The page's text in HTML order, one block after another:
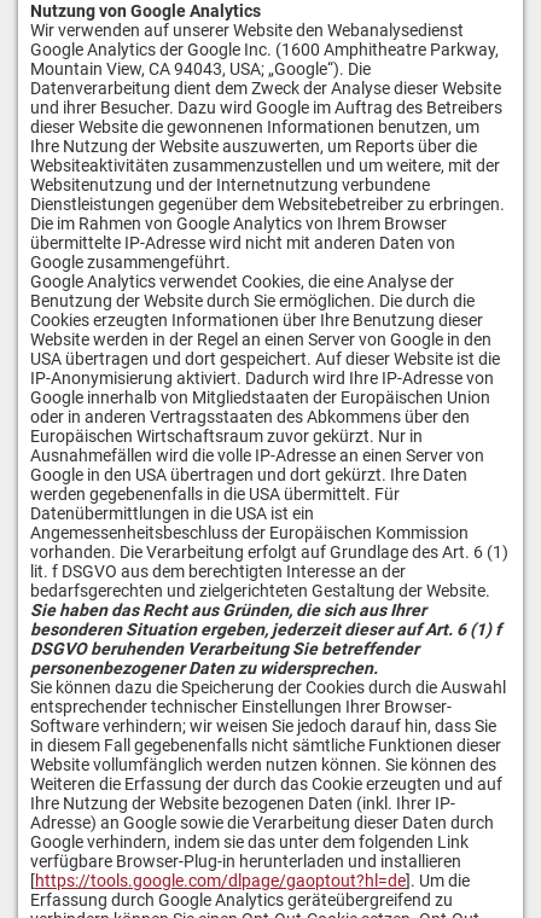
Nutzung von Google Analytics
Wir verwenden auf unserer Website den Webanalysedienst
Google Analytics der Google Inc. (1600 Amphitheatre Parkway,
Mountain View, CA 94043, USA; „Google“). Die
Datenverarbeitung dient dem Zweck der Analyse dieser Website
und ihrer Besucher. Dazu wird Google im Auftrag des Betreibers
dieser Website die gewonnenen Informationen benutzen, um
Ihre Nutzung der Website auszuwerten, um Reports über die
Websiteaktivitäten zusammenzustellen und um weitere, mit der
Websitenutzung und der Internetnutzung verbundene
Dienstleistungen gegenüber dem Websitebetreiber zu erbringen.
Die im Rahmen von Google Analytics von Ihrem Browser
übermittelte IP-Adresse wird nicht mit anderen Daten von
Google zusammengeführt.
Google Analytics verwendet Cookies, die eine Analyse der
Benutzung der Website durch Sie ermöglichen. Die durch die
Cookies erzeugten Informationen über Ihre Benutzung dieser
Website werden in der Regel an einen Server von Google in den
USA übertragen und dort gespeichert. Auf dieser Website ist die
IP-Anonymisierung aktiviert. Dadurch wird Ihre IP-Adresse von
Google innerhalb von Mitgliedstaaten der Europäischen Union
oder in anderen Vertragsstaaten des Abkommens über den
Europäischen Wirtschaftsraum zuvor gekürzt. Nur in
Ausnahmefällen wird die volle IP-Adresse an einen Server von
Google in den USA übertragen und dort gekürzt. Ihre Daten
werden gegebenenfalls in die USA übermittelt. Für
Datenübermittlungen in die USA ist ein
Angemessenheitsbeschluss der Europäischen Kommission
vorhanden. Die Verarbeitung erfolgt auf Grundlage des Art. 6 (1)
lit. f DSGVO aus dem berechtigten Interesse an der
bedarfsgerechten und zielgerichteten Gestaltung der Website.
Sie haben das Recht aus Gründen, die sich aus Ihrer
besonderen Situation ergeben, jederzeit dieser auf Art. 6 (1) f
DSGVO beruhenden Verarbeitung Sie betreffender
personenbezogener Daten zu widersprechen.
Sie können dazu die Speicherung der Cookies durch die Auswahl
entsprechender technischer Einstellungen Ihrer Browser-
Software verhindern; wir weisen Sie jedoch darauf hin, dass Sie
in diesem Fall gegebenenfalls nicht sämtliche Funktionen dieser
Website vollumfänglich werden nutzen können. Sie können des
Weiteren die Erfassung der durch das Cookie erzeugten und auf
Ihre Nutzung der Website bezogenen Daten (inkl. Ihrer IP-
Adresse) an Google sowie die Verarbeitung dieser Daten durch
Google verhindern, indem sie das unter dem folgenden Link
verfügbare Browser-Plug-in herunterladen und installieren
[https://tools.google.com/dlpage/gaoptout?hl=de]. Um die
Erfassung durch Google Analytics geräteübergreifend zu